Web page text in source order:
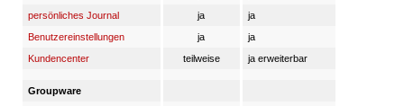
persönliches Journal
ja
ja
Benutzereinstellungen
ja
ja
Kundencenter
teilweise ja erweiterbar
Groupware